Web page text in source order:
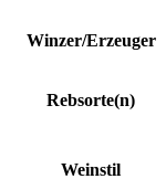
Winzer/Erzeuger
Rebsorte(n)
Weinstil